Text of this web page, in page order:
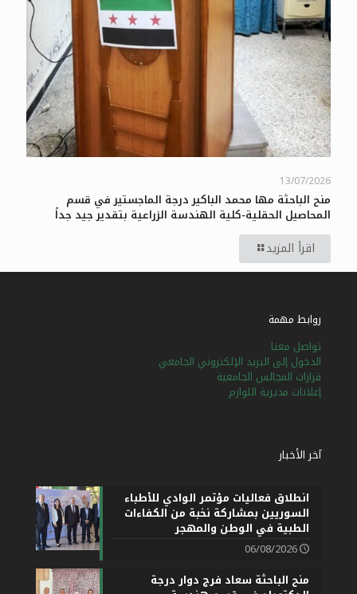
13/07/2026
منح الباحثة مها محمد الباكير درجة الماجستير في قسم
المحاصيل الحقلية-كلية الهندسة الزراعية بتقدير جيد جداً
اقرأ المزيد
روابط مهمة
تواصل معنا
الدخول إلى البريد الإلكتروني الجامعي
قرارات المجالس الجامعية
إعلانات مديرية اللوازم
آخر الأخبار
انطلاق فعاليات مؤتمر الوادي للأطباء
السوريين بمشاركة نخبة من الكفاءات
الطبية في الوطن والمهجر
06/08/2026
منح الباحثة سعاد فرج دوار درجة